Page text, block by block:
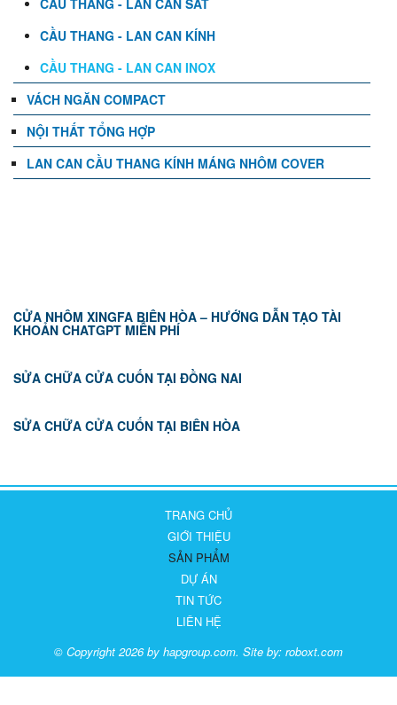
CẦU THANG - LAN CAN SẮT
CẦU THANG - LAN CAN KÍNH
CẦU THANG - LAN CAN INOX
VÁCH NGĂN COMPACT
NỘI THẤT TỔNG HỢP
LAN CAN CẦU THANG KÍNH MÁNG NHÔM COVER
CỬA NHÔM XINGFA BIÊN HÒA – HƯỚNG DẪN TẠO TÀI
KHOẢN CHATGPT MIỄN PHÍ
SỬA CHỮA CỬA CUỐN TẠI ĐỒNG NAI
SỬA CHỮA CỬA CUỐN TẠI BIÊN HÒA
TRANG CHỦ
GIỚI THIỆU
SẢN PHẨM
DỰ ÁN
TIN TỨC
LIÊN HỆ
© Copyright 2026 by hapgroup.com. Site by: roboxt.com